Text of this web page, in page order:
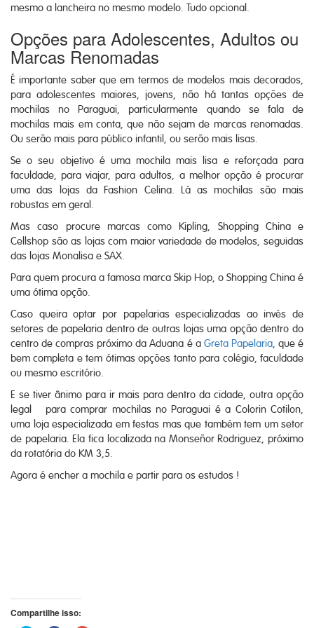
mesmo a lancheira no mesmo modelo. Tudo opcional.
Opções para Adolescentes, Adultos ou
Marcas Renomadas
É importante saber que em termos de modelos mais decorados,
para adolescentes maiores, jovens, não há tantas opções de
mochilas no Paraguai, particularmente quando se fala de
mochilas mais em conta, que não sejam de marcas renomadas.
Ou serão mais para público infantil, ou serão mais lisas.
Se o seu objetivo é uma mochila mais lisa e reforçada para
faculdade, para viajar, para adultos, a melhor opção é procurar
uma das lojas da Fashion Celina. Lá as mochilas são mais
robustas em geral.
Mas caso procure marcas como Kipling, Shopping China e
Cellshop são as lojas com maior variedade de modelos, seguidas
das lojas Monalisa e SAX.
Para quem procura a famosa marca Skip Hop, o Shopping China é
uma ótima opção.
Caso queira optar por papelarias especializadas ao invés de
setores de papelaria dentro de outras lojas uma opção dentro do
centro de compras próximo da Aduana é a Greta Papelaria, que é
bem completa e tem ótimas opções tanto para colégio, faculdade
ou mesmo escritório.
E se tiver ânimo para ir mais para dentro da cidade, outra opção
legal para comprar mochilas no Paraguai é a Colorin Cotilon,
uma loja especializada em festas mas que também tem um setor
de papelaria. Ela fica localizada na Monseñor Rodriguez, próximo
da rotatória do KM 3,5.
Agora é encher a mochila e partir para os estudos !
Compartilhe isso: